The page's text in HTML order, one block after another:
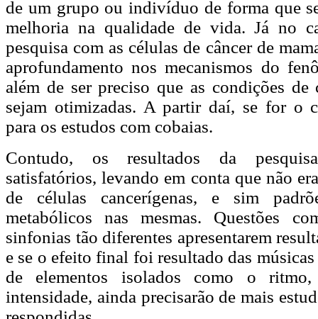
de um grupo ou indivíduo de forma que
melhoria na qualidade de vida. Já no
pesquisa com as células de câncer de
aprofundamento nos mecanismos do
além de ser preciso que as condições de
sejam otimizadas. A partir daí, se for o
para os estudos com cobaias.
Contudo, os resultados da
satisfatórios, levando em conta que não
de células cancerígenas, e sim
metabólicos nas mesmas. Questões
sinfonias tão diferentes apresentarem
e se o efeito final foi resultado das
de elementos isolados como o
intensidade, ainda precisarão de mais